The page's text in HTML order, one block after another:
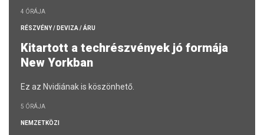
4 ÓRÁJA
RÉSZVÉNY / DEVIZA / ÁRU
Kitartott a techrészvények jó formája
New Yorkban
Ez az Nvidiának is köszönhető.
5 ÓRÁJA
NEMZETKÖZI